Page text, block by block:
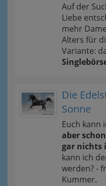
Auf der
Liebe
mehr
Alters für
Variante:
Die
Sonne
Euch kann
aber
gar nichts
kann ich
werden? -
Kummer.